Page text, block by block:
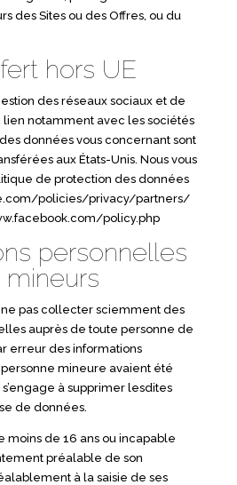
des Sites ou des Offres, ou du
hors UE
des réseaux sociaux et de
notamment avec les sociétés
données vous concernant sont
aux États-Unis. Nous vous
de protection des données
policies/privacy/partners/
policy.php
personnelles
mineurs
ne pas collecter sciemment des
auprès de toute personne de
erreur des informations
mineure avaient été
à supprimer lesdites
de données.
moins de 16 ans ou incapable
préalable de son
à la saisie de ses